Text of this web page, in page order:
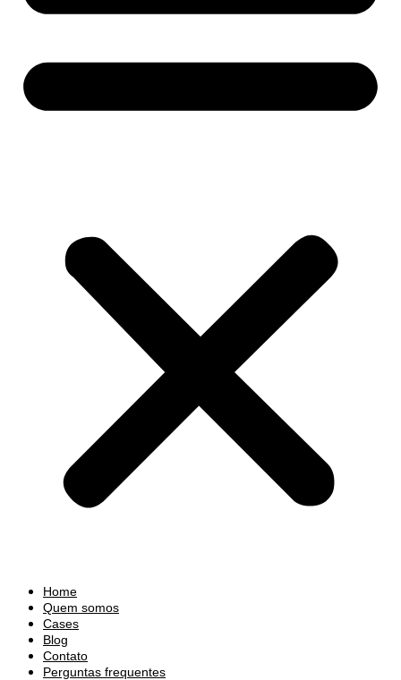
Home
Quem somos
Cases
Blog
Contato
Perguntas frequentes